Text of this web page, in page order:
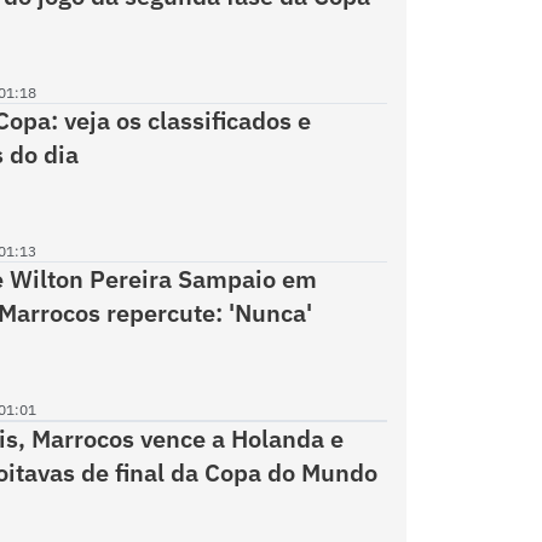
veja os classificados e
do dia
Wilton Pereira Sampaio em
repercute: 'Nunca'
Marrocos vence a Holanda e
de final da Copa do Mundo